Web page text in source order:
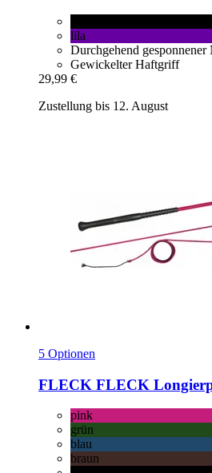
lila
Durchgehend gesponnener
Gewickelter Haftgriff
29,99 €
Zustellung bis 12. August
5 Optionen
FLECK FLECK
pink
grün
blau
braun